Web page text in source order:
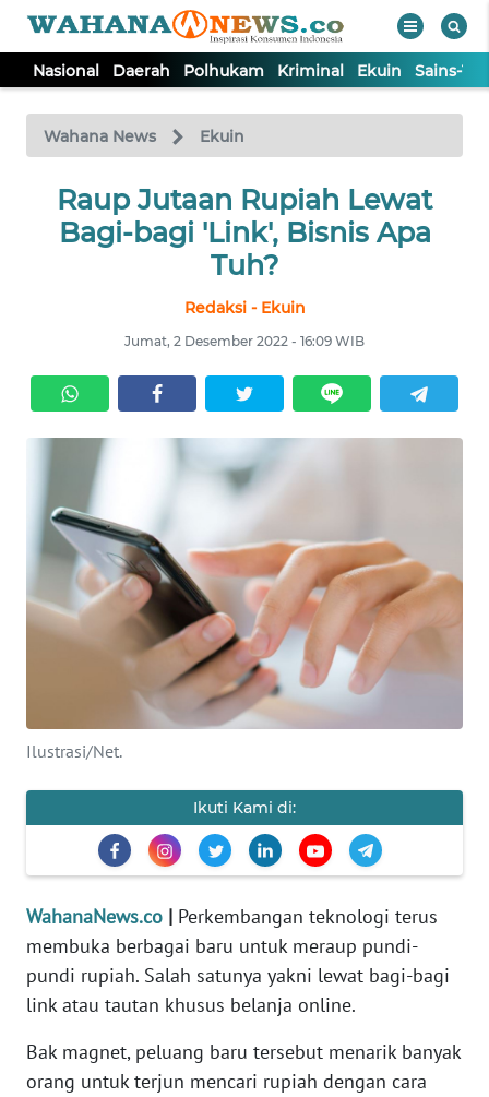
Nasional Daerah Polhukam Kriminal Ekuin Sains-
Wahana News Ekuin
Raup Jutaan Rupiah Lewat
Bagi-bagi 'Link', Bisnis Apa
Tuh?
Redaksi - Ekuin
Jumat, 2 Desember 2022 - 16:09 WIB
Ilustrasi/Net.
Ikuti Kami di:
WahanaNews.co | Perkembangan teknologi terus
membuka berbagai baru untuk meraup pundi-
pundi rupiah. Salah satunya yakni lewat bagi-bagi
link atau tautan khusus belanja online.
Bak magnet, peluang baru tersebut menarik banyak
orang untuk terjun mencari rupiah dengan cara
TV
Tutup
NASIONAL
KRIMINAL
EKUIN
SAINS-TEKNO
KESEHATAN
INTERNASIONAL
PENDIDIKAN
EDITORIAL
Informasi
BERITA